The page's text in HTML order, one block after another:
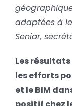
adaptées à
Senior,
Les
les efforts
et le BIM